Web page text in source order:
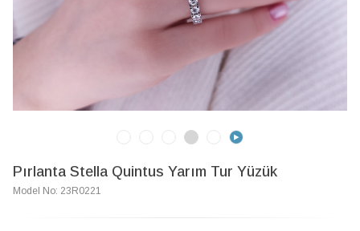
Pırlanta Stella Quintus Yarım Tur Yüzük
Model No: 23R0221